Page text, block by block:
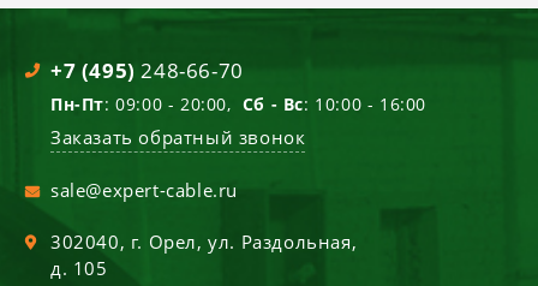
+7 (495) 248-66-70
Пн-Пт: 09:00 - 20:00, Сб - Вс: 10:00 - 16:00
Заказать обратный звонок
sale@expert-cable.ru
302040, г. Орел,ул. Раздольная,
д. 105